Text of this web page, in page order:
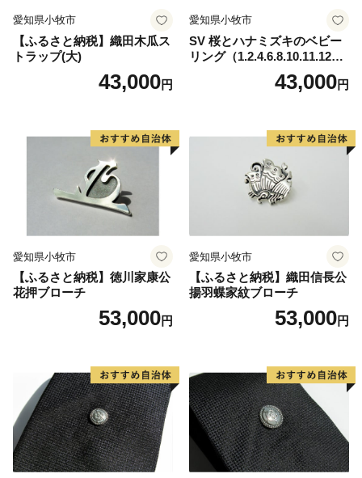
愛知県小牧市
【ふるさと納税】織田木瓜ス
トラップ(大)
43,000円
愛知県小牧市
SV 桜とハナミズキのベビー
リング（1.2.4.6.8.10.11.12
43,000円
愛知県小牧市
【ふるさと納税】徳川家康公
花押ブローチ
53,000円
愛知県小牧市
【ふるさと納税】織田信長公
揚羽蝶家紋ブローチ
53,000円